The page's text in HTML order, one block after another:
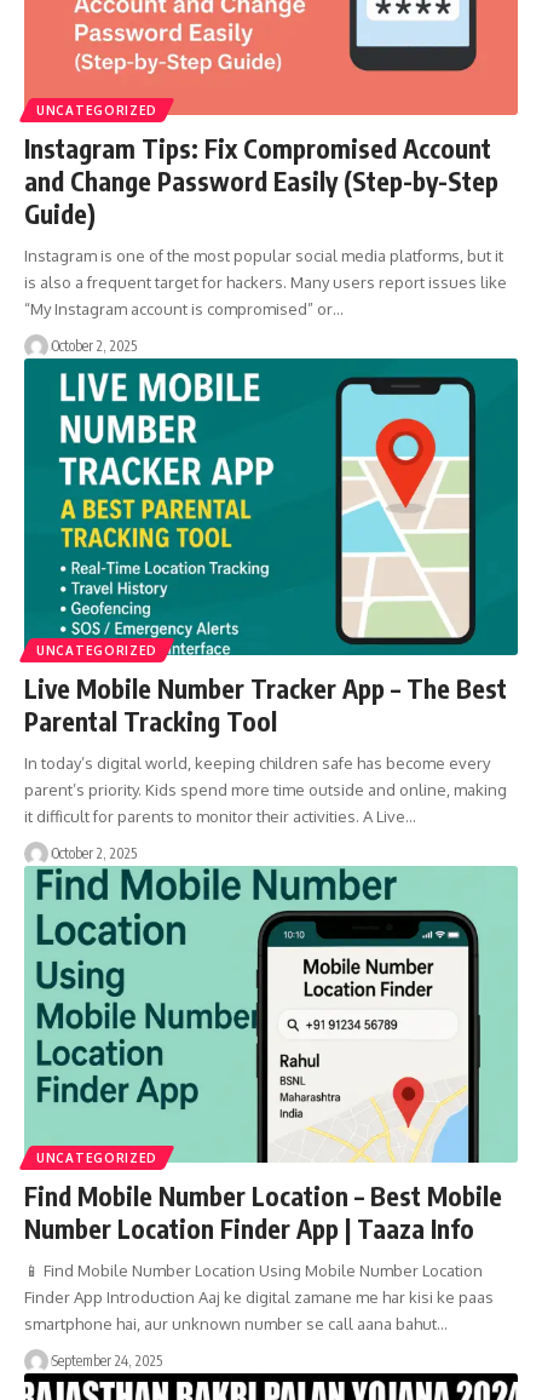
UNCATEGORIZED
Instagram Tips: Fix Compromised Account
and Change Password Easily (Step-by-Step
Guide)
Instagram is one of the most popular social media platforms, but it
is also a frequent target for hackers. Many users report issues like
“My Instagram account is compromised” or…
October 2, 2025
UNCATEGORIZED
Live Mobile Number Tracker App – The Best
Parental Tracking Tool
In today’s digital world, keeping children safe has become every
parent’s priority. Kids spend more time outside and online, making
it difficult for parents to monitor their activities. A Live…
October 2, 2025
UNCATEGORIZED
Find Mobile Number Location – Best Mobile
Number Location Finder App | Taaza Info
📱 Find Mobile Number Location Using Mobile Number Location
Finder App Introduction Aaj ke digital zamane me har kisi ke paas
smartphone hai, aur unknown number se call aana bahut…
September 24, 2025